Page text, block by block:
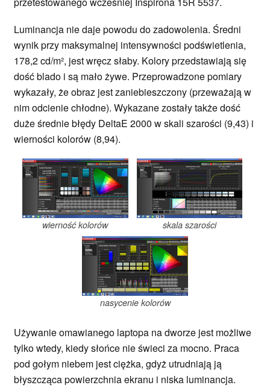
Luminancja nie daje powodu do zadowolenia. Średni
wynik przy maksymalnej intensywności podświetlenia,
178,2 cd/m², jest wręcz słaby. Kolory przedstawiają się
dość blado i są mało żywe. Przeprowadzone pomiary
wykazały, że obraz jest zaniebieszczony (przeważają w
nim odcienie chłodne). Wykazane zostały także dość
duże średnie błędy DeltaE 2000 w skali szarości (9,43) i
wierności kolorów (8,94).
wierność kolorów skala szarości
nasycenie kolorów
Używanie omawianego laptopa na dworze jest możliwe
tylko wtedy, kiedy słońce nie świeci za mocno. Praca
pod gołym niebem jest ciężka, gdyż utrudniają ją
błyszcząca powierzchnia ekranu i niska luminancja.